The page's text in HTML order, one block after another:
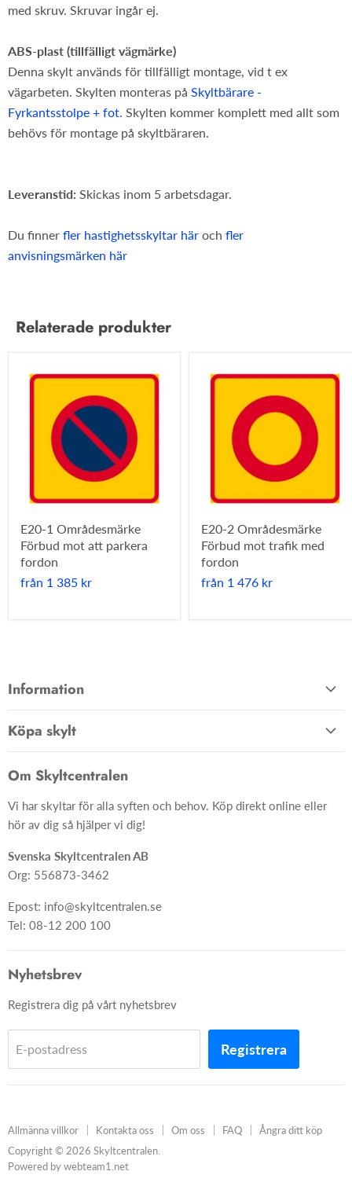
med skruv. Skruvar ingår ej.
ABS-plast (tillfälligt vägmärke)
Denna skylt används för tillfälligt montage, vid t ex
vägarbeten. Skylten monteras på Skyltbärare -
Fyrkantsstolpe + fot. Skylten kommer komplett med allt som
behövs för montage på skyltbäraren.
Leveranstid: Skickas inom 5 arbetsdagar.
Du finner fler hastighetsskyltar här och fler
anvisningsmärken här
Relaterade produkter
E20-1 Områdesmärke
Förbud mot att parkera
fordon
från 1 385 kr
E20-2 Områdesmärke
Förbud mot trafik med
fordon
från 1 476 kr
Information
Om oss
Ångra ditt köp
Köpa skylt
Material
Skyltar
Skapa skylt från grunden
Om Skyltcentralen
Vi har skyltar för alla syften och behov. Köp direkt online eller
hör av dig så hjälper vi dig!
Svenska Skyltcentralen AB
Org: 556873-3462
Epost: info@skyltcentralen.se
Tel: 08-12 200 100
Nyhetsbrev
Registrera dig på vårt nyhetsbrev
E-postadress Registrera
Allmänna villkor Kontakta oss Om oss FAQ
Ångra ditt köp
Copyright © 2026 Skyltcentralen.
Powered by webteam1.net